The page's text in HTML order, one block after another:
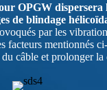
OPGW
de blindage
par les
facteurs mentionnés
câble et prolonger